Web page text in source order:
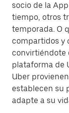
socio de la
tiempo, otros
temporada. O
compartidos y
convirtiéndote
plataforma de
Uber
establecen su
adapte a su